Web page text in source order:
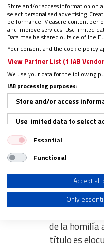
Vida Nueva
papa del
El apóstol
El papa
demostró en
Un espíritu
pidiendo que
civilización del
El papa
de la homilía
título es
Store and/or access information on
select personalised advertising.
performance. Measure content
and improve services. Use limited
Data may be shared outside of the
Your consent and the cookie policy
View Partner List (1 IAB
We use your data for the following
IAB processing purposes:
Store and/or access
Use limited data to select
Create profiles for
Use profiles to select
Create profiles to
Use profiles to select
Measure advertising
Measure content
Essential
Functional
Accept all
Only